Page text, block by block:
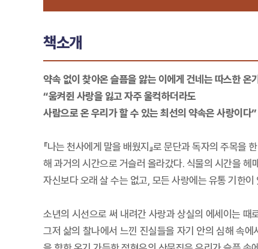
책소개
약속 없이 찾아온 슬픔을 앓는 이에게 건네는 따스한 온
“움켜쥔 사랑을 잃고 자주 울컥하더라도
사람으로 온 우리가 할 수 있는 최선의 약속은 사랑이다”
『나는 천사에게 말을 배웠지』로 문단과 독자의 주목
해 과거의 시간으로 거슬러 올라갔다. 식물의 시간을
자신보다 오래 살 수는 없고, 모든 사랑에는 유통 기한
소년의 시선으로 써 내려간 사랑과 상실의 에세이는
그저 삶의 찰나에서 느낀 진실들을 자기 안의 심해 속